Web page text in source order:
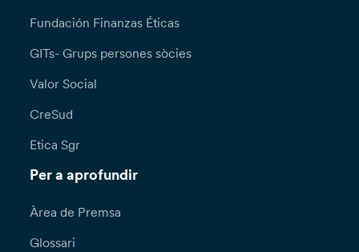
Fundación Finanzas Éticas
GITs- Grups persones sòcies
Valor Social
CreSud
Etica Sgr
Per a aprofundir
Àrea de Premsa
Glossari